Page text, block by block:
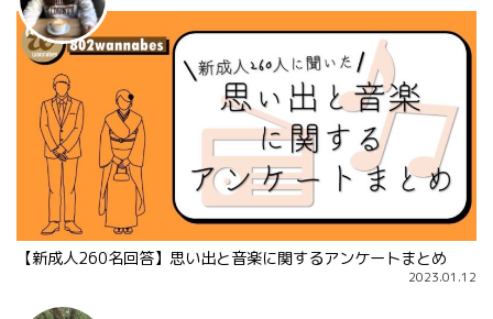
【新成人260名回答】思い出と音楽に関するアンケートまとめ
2023.01.12